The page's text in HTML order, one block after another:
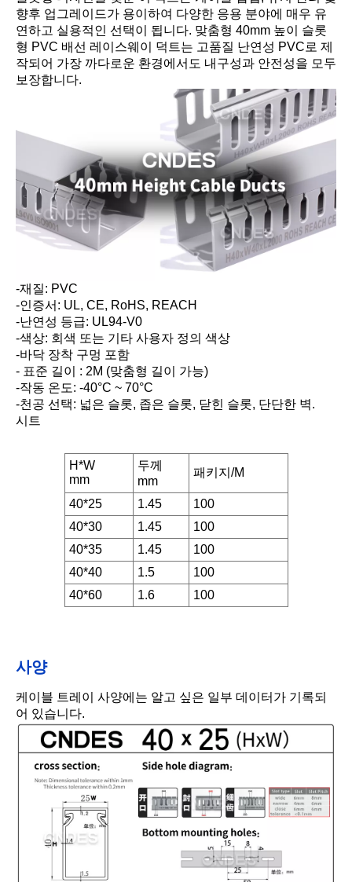
향후 업그레이드가 용이하여 다양한 응용 분야에 매우 유
연하고 실용적인 선택이 됩니다. 맞춤형 40mm 높이 슬롯
형 PVC 배선 레이스웨이 덕트는 고품질 난연성 PVC로 제
작되어 가장 까다로운 환경에서도 내구성과 안전성을 모두
보장합니다.
-재질: PVC
-인증서: UL, CE, RoHS, REACH
-난연성 등급: UL94-V0
-색상: 회색 또는 기타 사용자 정의 색상
-바닥 장착 구멍 포함
- 표준 길이 : 2M (맞춤형 길이 가능)
-작동 온도: -40°C ~ 70°C
-천공 선택: 넓은 슬롯, 좁은 슬롯, 닫힌 슬롯, 단단한 벽.
시트
H*W
mm
두께
mm
패키지/M
40*25 1.45
100
40*30
1.45
100
40*35
1.45
100
40*40
1.5
100
40*60
1.6 100
사양
케이블 트레이 사양에는 알고 싶은 일부 데이터가 기록되
어 있습니다.